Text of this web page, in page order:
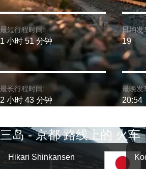
最短行程时间:
1 小时 51 分钟
最长行程时间:
2 小时 43 分钟
日均发
19
最晚发
20:54
三岛 - 京都 路线上的 火车
Hikari Shinkansen